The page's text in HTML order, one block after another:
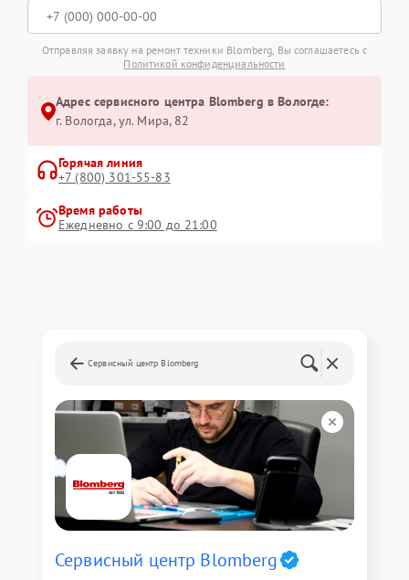
Отправляя заявку на ремонт техники Blomberg, Вы соглашаетесь с
Политикой конфиденциальности
Адрес сервисного центра Blomberg в Вологде:
г. Вологда, ул. Мира, 82
Горячая линия
+7 (800) 301-55-83
Время работы
Ежедневно с 9:00 до 21:00
Сервисный центр Blomberg
Сервисный центр Blomberg